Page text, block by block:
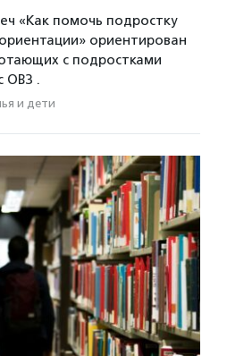
«Как помочь подростку
ориентирован
с подростками
ОВЗ .
и дети